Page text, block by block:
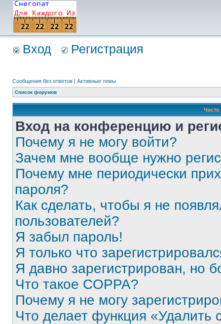
Вход Регистрация
Сообщения без ответов | Активные темы
Список форумов
Вход на конференцию и
Почему я не могу войти?
Зачем мне вообще нужно
Почему мне периодически
пароля?
Как сделать, чтобы я не
пользователей?
Я забыл пароль!
Я только что
Я давно зарегистрирован, но
Что такое COPPA?
Почему я не могу
Что делает функция «Удалить